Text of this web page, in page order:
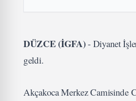
DÜZCE (İGFA)- Diyanet
geldi.
Akçakoca Merkez Camisinde